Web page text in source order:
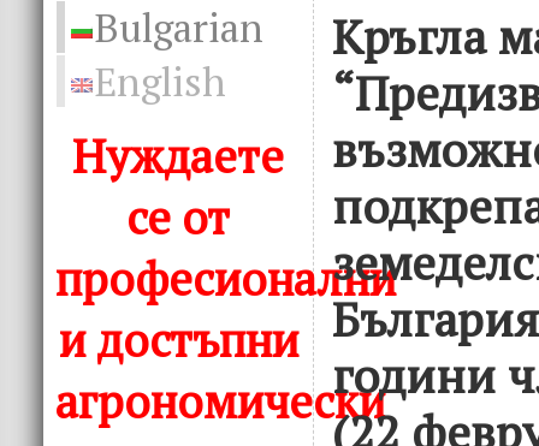
Bulgarian
English
Нуждаете
се от
професионални
и достъпни
агрономически
Кръгла
години
(22